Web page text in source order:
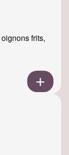
frits,